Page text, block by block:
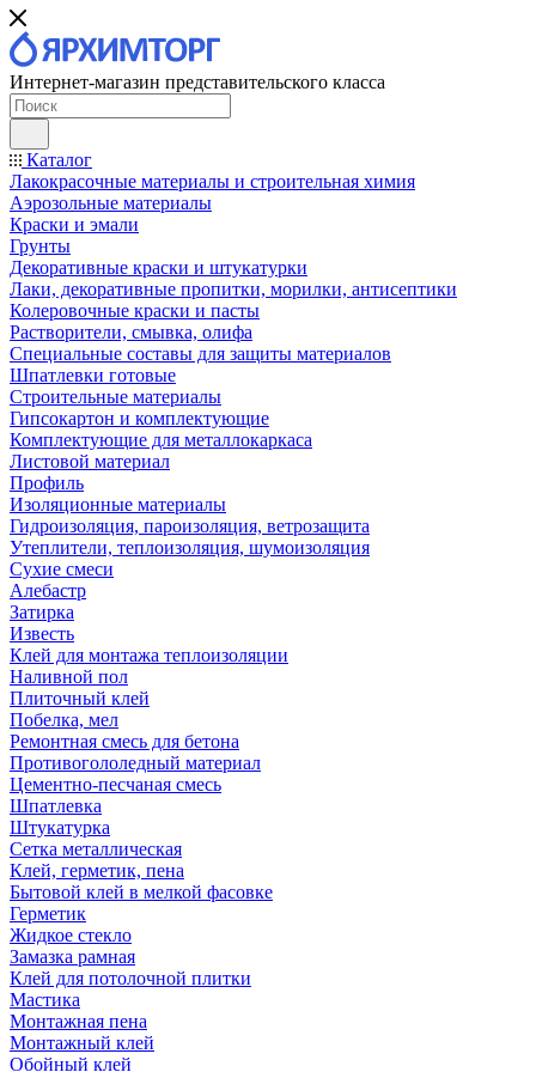
Интернет-магазин представительского класса
Каталог
Лакокрасочные материалы и строительная химия
Аэрозольные материалы
Краски и эмали
Грунты
Декоративные краски и штукатурки
Лаки, декоративные пропитки, морилки, антисептики
Колеровочные краски и пасты
Растворители, смывка, олифа
Специальные составы для защиты материалов
Шпатлевки готовые
Строительные материалы
Гипсокартон и комплектующие
Комплектующие для металлокаркаса
Листовой материал
Профиль
Изоляционные материалы
Гидроизоляция, пароизоляция, ветрозащита
Утеплители, теплоизоляция, шумоизоляция
Сухие смеси
Алебастр
Затирка
Известь
Клей для монтажа теплоизоляции
Наливной пол
Плиточный клей
Побелка, мел
Ремонтная смесь для бетона
Противогололедный материал
Цементно-песчаная смесь
Шпатлевка
Штукатурка
Сетка металлическая
Клей, герметик, пена
Бытовой клей в мелкой фасовке
Герметик
Жидкое стекло
Замазка рамная
Клей для потолочной плитки
Мастика
Монтажная пена
Монтажный клей
Обойный клей